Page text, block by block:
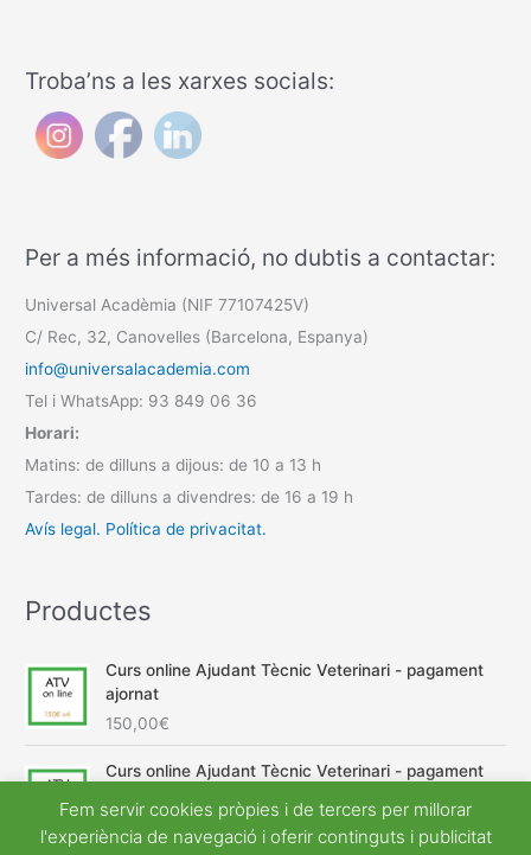
Troba’ns a les xarxes socials:
Per a més informació, no dubtis a contactar:
Universal Acadèmia (NIF 77107425V)
C/ Rec, 32, Canovelles (Barcelona, Espanya)
info@universalacademia.com
Tel i WhatsApp: 93 849 06 36
Horari:
Matins: de dilluns a dijous: de 10 a 13 h
Tardes: de dilluns a divendres: de 16 a 19 h
Avís legal. Política de privacitat.
Productes
Curs online Ajudant Tècnic Veterinari - pagament
ajornat
150,00€
Curs online Ajudant Tècnic Veterinari - pagament
l
540,00 €E
l
Fem servir cookies pròpies i de tercers per millorar
l'experiència de navegació i oferir continguts i publicitat